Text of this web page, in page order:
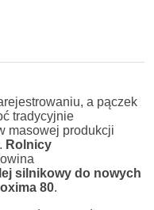
a pączek
tradycyjnie
masowej produkcji
Rolnicy
silnikowy do nowych
80.